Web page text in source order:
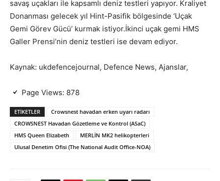
savaş uçakları ile kapsamlı deniz testleri yapıyor. Kraliyet
Donanması gelecek yıl Hint-Pasifik bölgesinde ‘Uçak
Gemi Görev Gücü’ kurmak istiyor.İkinci uçak gemi HMS
Galler Prensi’nin deniz testleri ise devam ediyor.
Kaynak: ukdefencejournal, Defence News, Ajanslar,
Page Views: 878
ETIKETLER
Crowsnest havadan erken uyarı radarı
CROWSNEST Havadan Gözetleme ve Kontrol (ASaC)
HMS Queen Elizabeth
MERLİN MK2 helikopterleri
Ulusal Denetim Ofisi (The National Audit Office-NOA)